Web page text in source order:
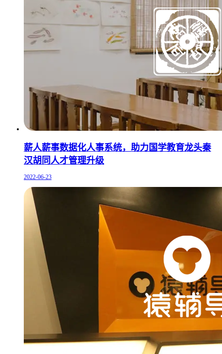
薪人薪事数据化人事系统，助力国学教育龙头秦
汉胡同人才管理升级
2022-06-23